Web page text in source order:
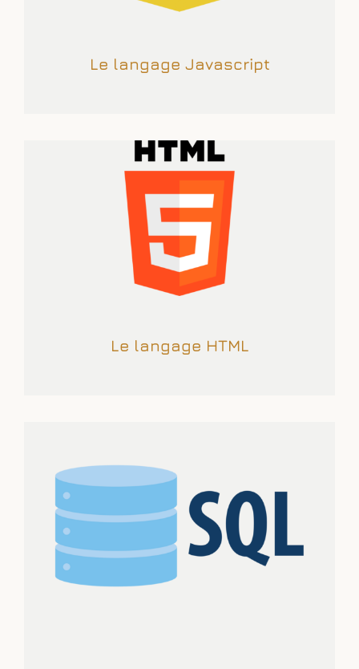
Le langage Javascript
Le langage HTML